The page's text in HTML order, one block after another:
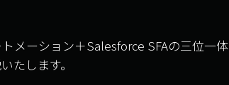
メーション＋Salesforce SFAの三位一体
たします。